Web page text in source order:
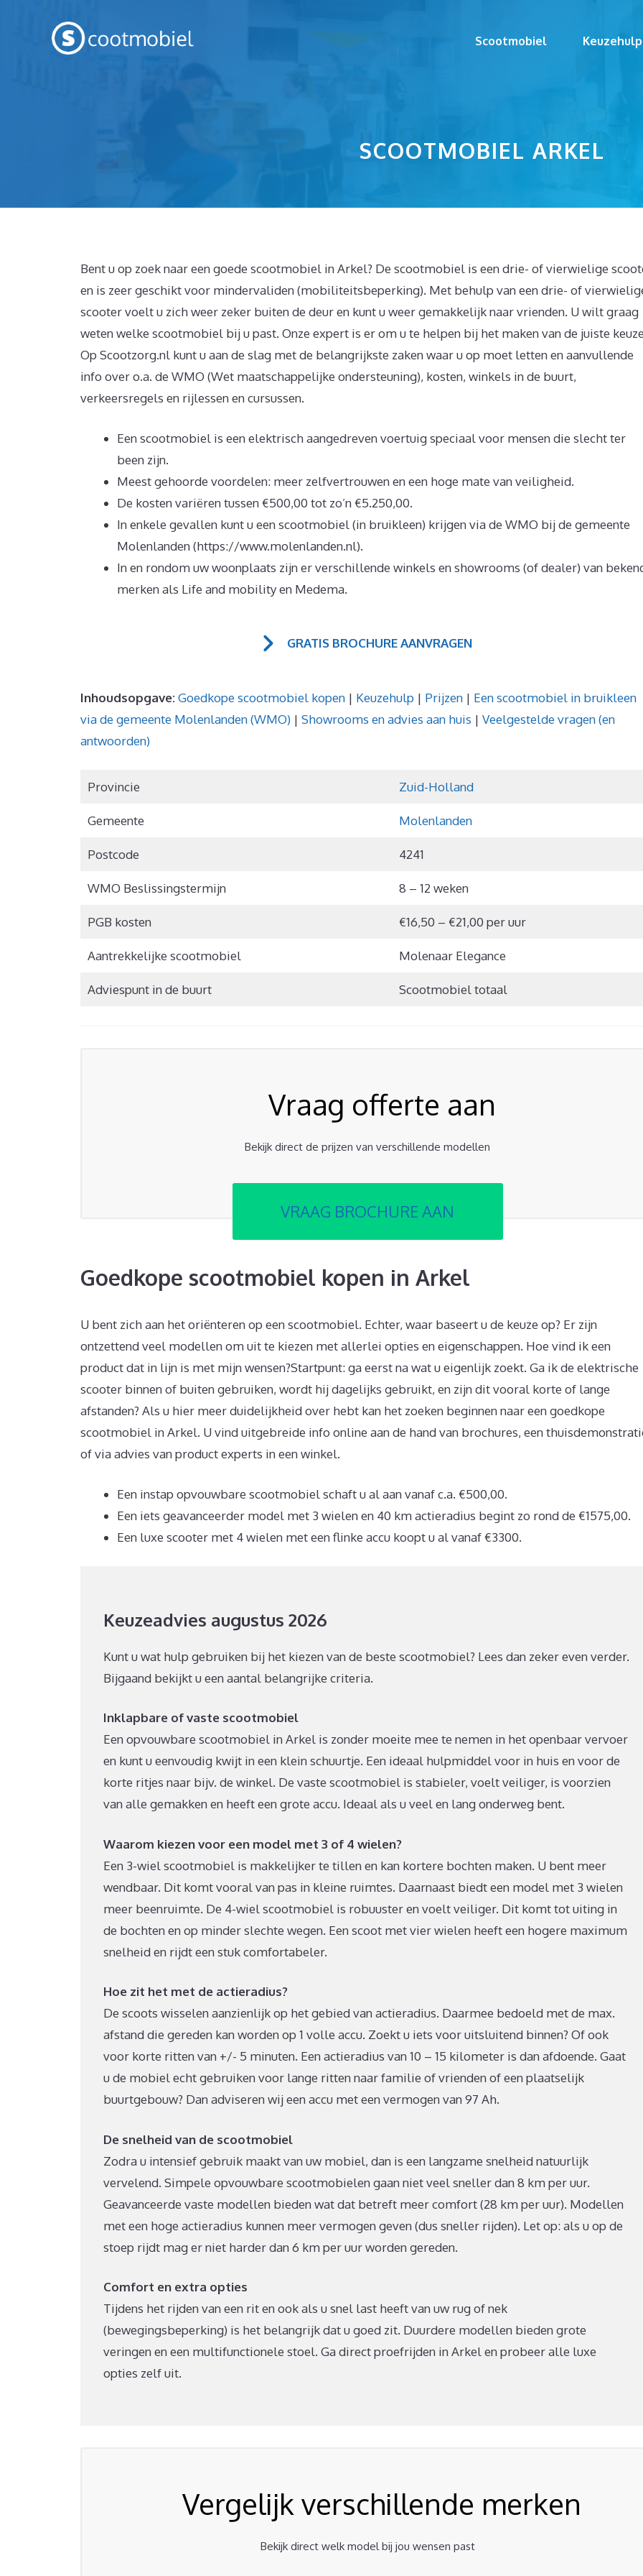
Scootmobiel Keuzehulp
SCOOTMOBIEL ARKEL
Bent u op zoek naar een goede scootmobiel in Arkel? De scootmobiel is een drie- of vierwielige
en is zeer geschikt voor mindervaliden (mobiliteitsbeperking). Met behulp van een drie- of
scooter voelt u zich weer zeker buiten de deur en kunt u weer gemakkelijk naar vrienden. U wilt graag
weten welke scootmobiel bij u past. Onze expert is er om u te helpen bij het maken van de juiste
Op Scootzorg.nl kunt u aan de slag met de belangrijkste zaken waar u op moet letten en aanvullende
info over o.a. de WMO (Wet maatschappelijke ondersteuning), kosten, winkels in de buurt,
verkeersregels en rijlessen en cursussen.
Een scootmobiel is een elektrisch aangedreven voertuig speciaal voor mensen die slecht ter
been zijn.
Meest gehoorde voordelen: meer zelfvertrouwen en een hoge mate van veiligheid.
De kosten variëren tussen €500,00 tot zo’n €5.250,00.
In enkele gevallen kunt u een scootmobiel (in bruikleen) krijgen via de WMO bij de gemeente
Molenlanden (https://www.molenlanden.nl).
In en rondom uw woonplaats zijn er verschillende winkels en showrooms (of dealer) van
merken als Life and mobility en Medema.
GRATIS BROCHURE AANVRAGEN
Inhoudsopgave:Goedkope scootmobiel kopen | Keuzehulp | Prijzen | Een scootmobiel in bruikleen
via de gemeente Molenlanden (WMO) | Showrooms en advies aan huis | Veelgestelde vragen (en
antwoorden)
Provincie Zuid-Holland
Gemeente Molenlanden
Postcode 4241
WMO Beslissingstermijn 8 – 12 weken
PGB kosten €16,50 – €21,00 per uur
Aantrekkelijke scootmobiel Molenaar Elegance
Adviespunt in de buurt Scootmobiel totaal
Vraag offerte aan
Bekijk direct de prijzen van verschillende modellen
VRAAG BROCHURE AAN
Goedkope scootmobiel kopen in Arkel
U bent zich aan het oriënteren op een scootmobiel. Echter, waar baseert u de keuze op? Er zijn
ontzettend veel modellen om uit te kiezen met allerlei opties en eigenschappen. Hoe vind ik een
product dat in lijn is met mijn wensen?Startpunt: ga eerst na wat u eigenlijk zoekt. Ga ik de elektrische
scooter binnen of buiten gebruiken, wordt hij dagelijks gebruikt, en zijn dit vooral korte of lange
afstanden? Als u hier meer duidelijkheid over hebt kan het zoeken beginnen naar een goedkope
scootmobiel in Arkel. U vind uitgebreide info online aan de hand van brochures, een
of via advies van product experts in een winkel.
Een instap opvouwbare scootmobiel schaft u al aan vanaf c.a. €500,00.
Een iets geavanceerder model met 3 wielen en 40 km actieradius begint zo rond de €1575,00.
Een luxe scooter met 4 wielen met een flinke accu koopt u al vanaf €3300.
Keuzeadvies augustus 2026
Kunt u wat hulp gebruiken bij het kiezen van de beste scootmobiel? Lees dan zeker even verder.
Bijgaand bekijkt u een aantal belangrijke criteria.
Inklapbare of vaste scootmobiel
Een opvouwbare scootmobiel in Arkel is zonder moeite mee te nemen in het openbaar vervoer
en kunt u eenvoudig kwijt in een klein schuurtje. Een ideaal hulpmiddel voor in huis en voor de
korte ritjes naar bijv. de winkel. De vaste scootmobiel is stabieler, voelt veiliger, is voorzien
van alle gemakken en heeft een grote accu. Ideaal als u veel en lang onderweg bent.
Waarom kiezen voor een model met 3 of 4 wielen?
Een 3-wiel scootmobiel is makkelijker te tillen en kan kortere bochten maken. U bent meer
wendbaar. Dit komt vooral van pas in kleine ruimtes. Daarnaast biedt een model met 3 wielen
meer beenruimte. De 4-wiel scootmobiel is robuuster en voelt veiliger. Dit komt tot uiting in
de bochten en op minder slechte wegen. Een scoot met vier wielen heeft een hogere maximum
snelheid en rijdt een stuk comfortabeler.
Hoe zit het met de actieradius?
De scoots wisselen aanzienlijk op het gebied van actieradius. Daarmee bedoeld met de max.
afstand die gereden kan worden op 1 volle accu. Zoekt u iets voor uitsluitend binnen? Of ook
voor korte ritten van +/- 5 minuten. Een actieradius van 10 – 15 kilometer is dan afdoende. Gaat
u de mobiel echt gebruiken voor lange ritten naar familie of vrienden of een plaatselijk
buurtgebouw? Dan adviseren wij een accu met een vermogen van 97 Ah.
De snelheid van de scootmobiel
Zodra u intensief gebruik maakt van uw mobiel, dan is een langzame snelheid natuurlijk
vervelend. Simpele opvouwbare scootmobielen gaan niet veel sneller dan 8 km per uur.
Geavanceerde vaste modellen bieden wat dat betreft meer comfort (28 km per uur). Modellen
met een hoge actieradius kunnen meer vermogen geven (dus sneller rijden). Let op: als u op de
stoep rijdt mag er niet harder dan 6 km per uur worden gereden.
Comfort en extra opties
Tijdens het rijden van een rit en ook als u snel last heeft van uw rug of nek
(bewegingsbeperking) is het belangrijk dat u goed zit. Duurdere modellen bieden grote
veringen en een multifunctionele stoel. Ga direct proefrijden in Arkel en probeer alle luxe
opties zelf uit.
Vergelijk verschillende merken
Bekijk direct welk model bij jou wensen past